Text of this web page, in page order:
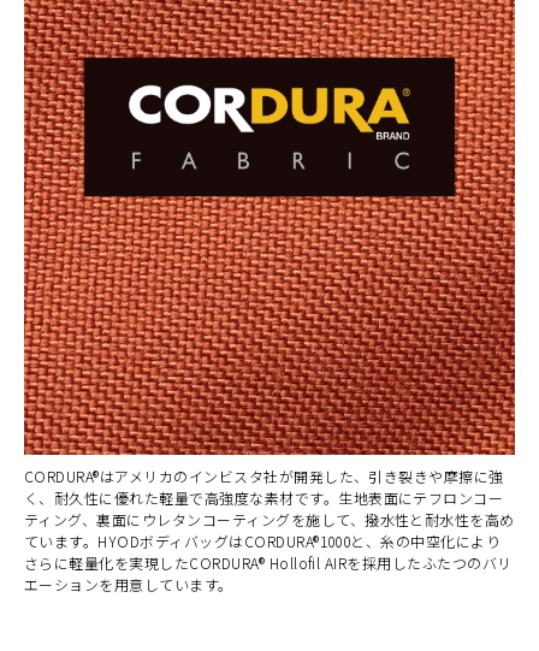
CORDURA®はアメリカのインビスタ社が開発した、引き裂きや摩擦に強
く、耐久性に優れた軽量で高強度な素材です。生地表面にテフロンコー
ティング、裏面にウレタンコーティングを施して、撥水性と耐水性を高め
ています。HYODボディバッグはCORDURA®1000と、糸の中空化により
さらに軽量化を実現したCORDURA® Hollofil AIRを採用したふたつのバリ
エーションを用意しています。